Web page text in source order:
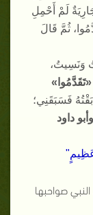
لَمْ أَحْمِلِ
ثُمَّ قَالَ
وَنَسِيتُ،
«تَقَدَّمُوا »
فَسَبَقَنِي؛
داود
"
صواحبها